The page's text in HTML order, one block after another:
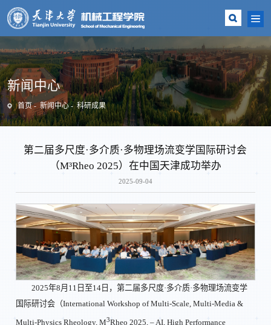
新闻中心
首页 新闻中心 科研成果
第二届多尺度·多介质·多物理场流变学国际研讨会
（M³Rheo 2025）在中国天津成功举办
2025-09-04
2025年8月11日至14日，第二届多尺度·多介质·多物理场流变学
国际研讨会（International Workshop of Multi-Scale, Multi-Media &
Multi-Physics Rheology, M3Rheo 2025, – AI, High Performance